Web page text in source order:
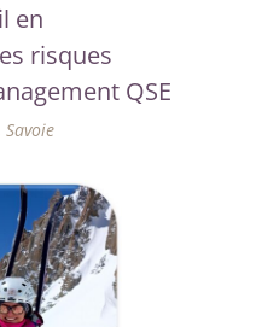
en
risques
QSE